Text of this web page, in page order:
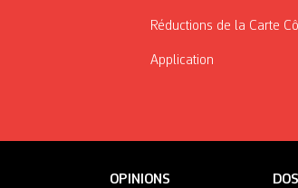
Réductions de la Carte
Application
OPINIONS